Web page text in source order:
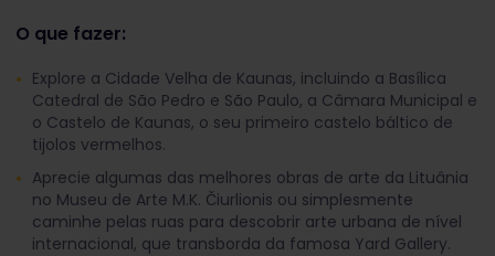
O que fazer:
Explore a Cidade Velha de Kaunas, incluindo a Basílica
Catedral de São Pedro e São Paulo, a Câmara Municipal e
o Castelo de Kaunas, o seu primeiro castelo báltico de
tijolos vermelhos.
Aprecie algumas das melhores obras de arte da Lituânia
no Museu de Arte M.K. Čiurlionis ou simplesmente
caminhe pelas ruas para descobrir arte urbana de nível
internacional, que transborda da famosa Yard Gallery.